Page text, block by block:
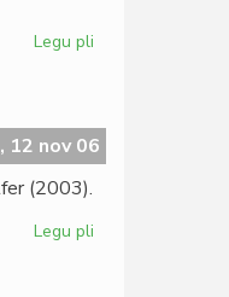
Legu pli
private
kaj
12 nov 06
(2003).
Legu pli